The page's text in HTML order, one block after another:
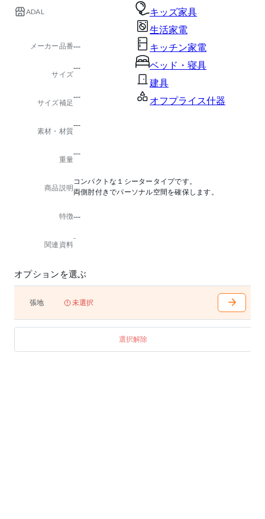
キッズ家具
生活家電
キッチン家電
ベッド・寝具
建具
オフプライス什器
ADAL
メーカー品番---
サイズ
---
サイズ補足
---
素材・材質
---
重量
---
商品説明
コンパクトな１シータータイプです。
両側肘付きでパーソナル空間を確保します。
特徴---
関連資料
-
オプションを選ぶ
張地 未選択
選択解除